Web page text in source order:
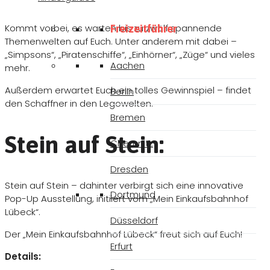
Freizeitführer
Aachen
Berlin
Bremen
Chemnitz
Dresden
Dortmund
Düsseldorf
Erfurt
Kommt vorbei, es warten bis zu zwölf spannende
Themenwelten auf Euch. Unter anderem mit dabei –
„Simpsons“, „Piratenschiffe“, „Einhörner“, „Züge“ und vieles
mehr.
Außerdem erwartet Euch ein tolles Gewinnspiel – findet
den Schaffner in den Legowelten.
Stein auf Stein:
Stein auf Stein – dahinter verbirgt sich eine innovative
Pop-Up Ausstellung, initiiert vom „Mein Einkaufsbahnhof
Lübeck“.
Der „Mein Einkaufsbahnhof Lübeck“ freut sich auf Euch!
Details: